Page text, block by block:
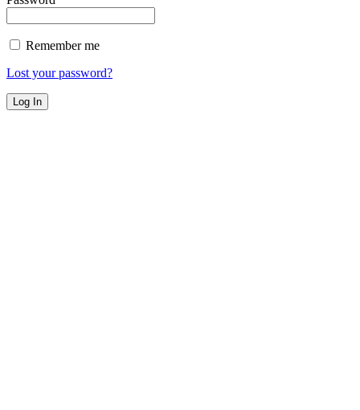
Remember me
Lost your password?